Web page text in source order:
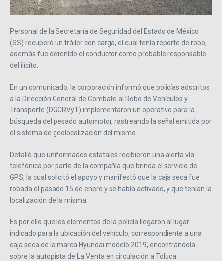
Personal de la Secretaría de Seguridad del Estado de México
(SS) recuperó un tráiler con carga, el cual tenía reporte de robo,
además fue detenido el conductor como probable responsable
del ilícito.
En un comunicado, la corporación informó que policías adscritos
a la Dirección General de Combate al Robo de Vehículos y
Transporte (DGCRVyT) implementaron un operativo para la
búsqueda del pesado automotor, rastreando la señal emitida por
el sistema de geolocalización del mismo
Detalló que uniformados estatales recibieron una alerta vía
telefónica por parte de la compañía que brinda el servicio de
GPS, la cual solicitó el apoyo y manifestó que la caja seca fue
robada el pasado 15 de enero y se había activado, y que tenían la
localización de la misma.
Es por ello que los elementos de la policía llegaron al lugar
indicado para la ubicación del vehículo, correspondiente a una
caja seca de la marca Hyundai modelo 2019, encontrándola
sobre la autopista de La Venta en circulación a Toluca.